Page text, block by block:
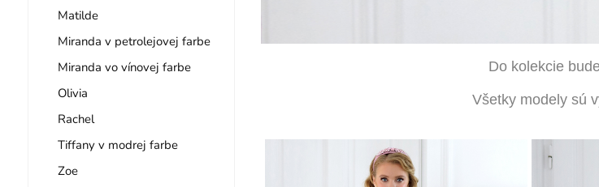
Matilde
Miranda v petrolejovej farbe
Miranda vo vínovej farbe
Olivia
Rachel
Tiffany v modrej farbe
Zoe
Do kolekcie
Všetky modely sú